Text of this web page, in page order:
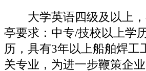
大学英语四级及以上，
亭要求：中专/技校以上学
历，具有3年以上船舶焊
关专业，为进一步鞭策企